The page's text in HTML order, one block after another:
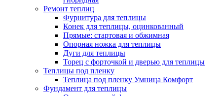
Ремонт теплиц
Фурнитура для теплицы
Конек для теплицы, оцинкованный
Прямые: стартовая и обжимная
Опорная ножка для теплицы
Дуги для теплицы
Торец с форточкой и дверью для теплицы
Теплицы под пленку
Теплица под пленку Умница Комфорт
Фундамент для теплицы